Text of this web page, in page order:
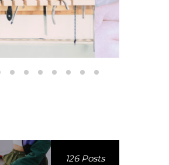
126 Posts